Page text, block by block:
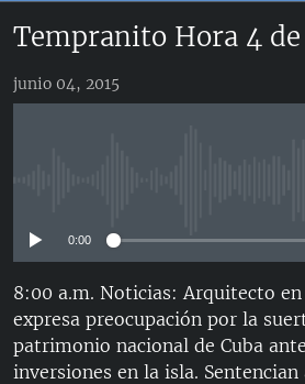
la
búsqueda
DERECHOS HUMANOS
#11JCUBA, 5 AÑOS DESPUÉS
ESTADOS UNIDOS
AMÉRICA 250
AMÉRICA LATINA
INMIGRACIÓN
OPINIÓN GRÁFICA
AUDIOVISUALES MARTÍ
RADIO MARTÍ
ESPECIALES
Tempranito Hora 4
junio 04, 2015
0:00
8:00 a.m. Noticias: Arquitecto
expresa preocupación por la
patrimonio nacional de Cuba
inversiones en la isla. Sentencian